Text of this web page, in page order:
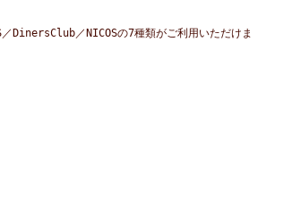
／DinersClub／NICOSの7種類がご利用いただけま